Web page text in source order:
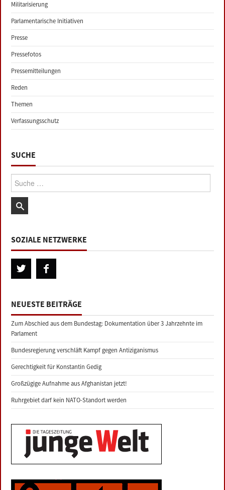
Militarisierung
Parlamentarische Initiativen
Presse
Pressefotos
Pressemitteilungen
Reden
Themen
Verfassungsschutz
SUCHE
Suche:
SOZIALE NETZWERKE
NEUESTE BEITRÄGE
Zum Abschied aus dem Bundestag: Dokumentation über 3 Jahrzehnte im
Parlament
Bundesregierung verschläft Kampf gegen Antiziganismus
Gerechtigkeit für Konstantin Gedig
Großzügige Aufnahme aus Afghanistan jetzt!
Ruhrgebiet darf kein NATO-Standort werden